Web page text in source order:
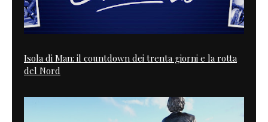
Isola di Man: il countdown dei trenta giorni e la rotta
del Nord